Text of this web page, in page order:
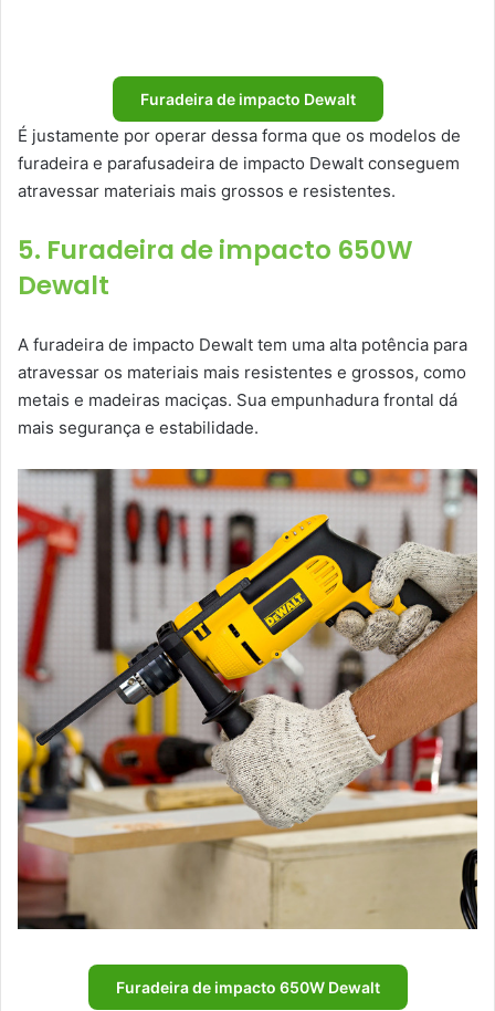
Furadeira de impacto Dewalt
É justamente por operar dessa forma que os modelos de
furadeira e parafusadeira de impacto Dewalt conseguem
atravessar materiais mais grossos e resistentes.
5. Furadeira de impacto 650W
Dewalt
A furadeira de impacto Dewalt tem uma alta potência para
atravessar os materiais mais resistentes e grossos, como
metais e madeiras maciças. Sua empunhadura frontal dá
mais segurança e estabilidade.
Furadeira de impacto 650W Dewalt